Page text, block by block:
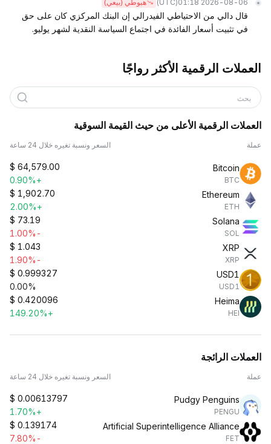
2026-08-06 01:18
(UTC) هبوطي (بيعي)
قال دالي من الاحتياطي الفيدرالي إن البنك المركزي كان على حق
في تثبيت أسعار الفائدة في اجتماع السياسة النقدية لشهر يوليو.
العملات الرقمية الأكثر رواجًا
بحث
العملات الرقمية الأعلى من حيث القيمة السوقية
عملة السعر ونسبة تغيره خلال 24 ساعة
Bitcoin
BTC
$ 64,579.00
+0.90%
Ethereum
ETH
$ 1,902.70
+2.00%
Solana
SOL
$ 73.19
-1.00%
XRP
XRP
$ 1.043
-1.90%
USD1
USD1
$ 0.999327
0.00%
Heima
HEI
$ 0.420096
+149.20%
العملات الرائجة
عملة السعر ونسبة تغيره خلال 24 ساعة
Pudgy Penguins
PENGU
$ 0.00613797
+1.70%
Artificial Superintelligence Alliance
FET
$ 0.139174
-7.80%